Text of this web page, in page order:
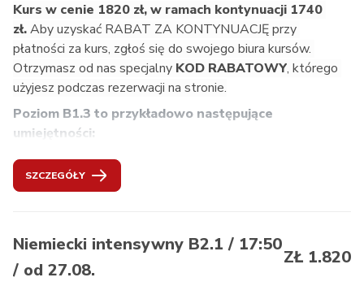
program nauczania zgodny z wytycznymi Europejskiego
Systemu Opisu Kształcenia Językowego, naukę
prowadzoną przez doświadczonych i kompetentnych
lektorów, atmosferę inspirującą do nauki, multimedialne
podręczniki i aplikacje, aktualne materiały dydaktyczne z
Austrii, wgląd w życie w krajach niemieckojęzycznych,
bezpłatne konsultacje dotyczące uczenia się dla naszych
kursantów, znormalizowane testy końcowe, na życzenie
przygotowanie do certyfikatu ÖSD.
Kurs w cenie 1820 zł, w ramach kontynuacji 1740
zł. Aby uzyskać RABAT ZA KONTYNUACJĘ przy
płatności za kurs, zgłoś się do swojego biura kursów.
Otrzymasz od nas specjalny KOD RABATOWY, którego
użyjesz podczas rezerwacji na stronie.
Poziom B1.3 to przykładowo następujące
umiejętności:
szczegółowe rozumienie poleceń,
rozumienie niektórych wulgaryzmów,
formułowanie w uprzejmy sposób próśb i pytań,
wyrażanie opinii w kwestiach filozoficznych,
formułowanie definicji,
SZCZEGÓŁY
Niemiecki intensywny B2.1 / 17:50
/ od 27.08.
ZŁ 1.820